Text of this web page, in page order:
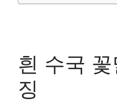
흰 수국
징